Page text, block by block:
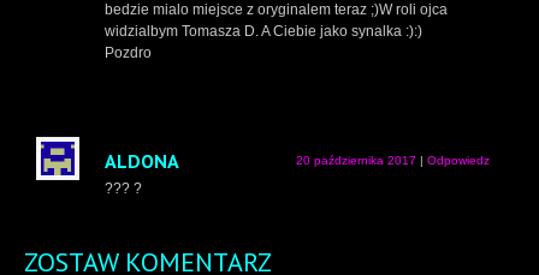
bedzie mialo miejsce z oryginalem teraz ;)W roli ojca
widzialbym Tomasza D. A Ciebie jako synalka :):)
Pozdro
ALDONA 20 października 2017 Odpowiedz
??? ?
ZOSTAW KOMENTARZ